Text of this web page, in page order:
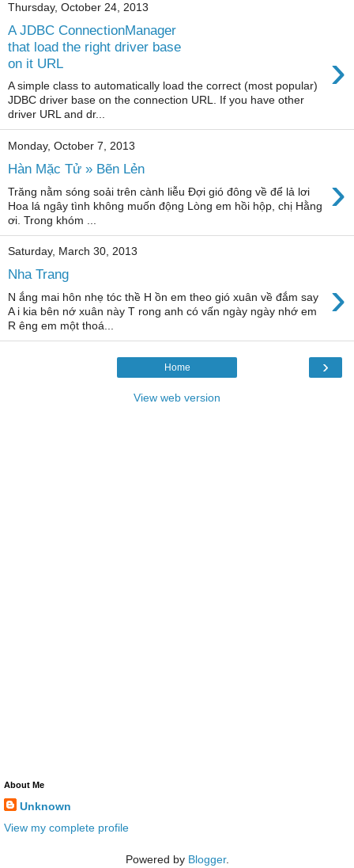
Thursday, October 24, 2013
A JDBC ConnectionManager
that load the right driver base
on it URL
›
A simple class to automatically load the correct (most popular)
JDBC driver base on the connection URL. If you have other
driver URL and dr...
Monday, October 7, 2013
Hàn Mặc Tử » Bẽn Lẻn ›
Trăng nằm sóng soải trên cành liễu Đợi gió đông về để lả lơi
Hoa lá ngây tình không muốn động Lòng em hồi hộp, chị Hằng
ơi. Trong khóm ...
Saturday, March 30, 2013
Nha Trang ›
N ắng mai hôn nhẹ tóc thề H ồn em theo gió xuân về đắm say
A i kia bên nớ xuân này T rong anh có vấn ngày ngày nhớ em
R êng em một thoá...
›
Home
View web version
About Me
Unknown
View my complete profile
Powered by Blogger.